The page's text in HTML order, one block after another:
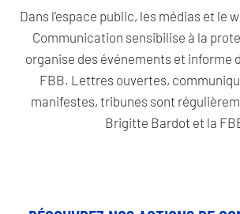
Dans l’espace public, les médias et le
Communication sensibilise à la
organise des événements et informe
FBB. Lettres ouvertes,
manifestes, tribunes sont
Brigitte Bardot et la